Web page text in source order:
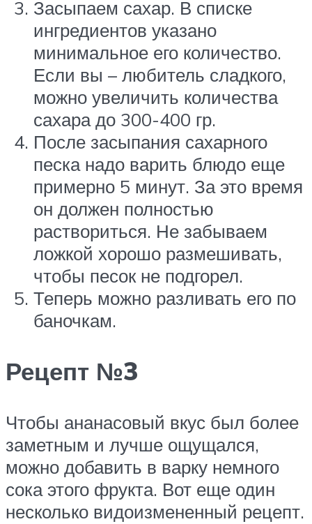
Засыпаем сахар. В списке
ингредиентов указано
минимальное его количество.
Если вы – любитель сладкого,
можно увеличить количества
сахара до 300-400 гр.
После засыпания сахарного
песка надо варить блюдо еще
примерно 5 минут. За это время
он должен полностью
раствориться. Не забываем
ложкой хорошо размешивать,
чтобы песок не подгорел.
Теперь можно разливать его по
баночкам.
Рецепт №3
Чтобы ананасовый вкус был более
заметным и лучше ощущался,
можно добавить в варку немного
сока этого фрукта. Вот еще один
несколько видоизмененный рецепт.